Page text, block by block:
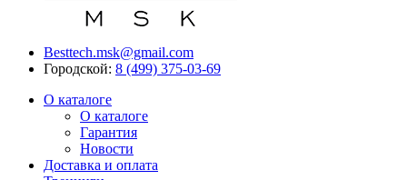
Besttech.msk@gmail.com
Городской: 8 (499) 375-03-69
О каталоге
О каталоге
Гарантия
Новости
Доставка и оплата